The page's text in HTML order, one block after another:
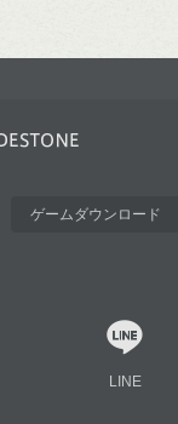
ゲームダウンロード
LINE